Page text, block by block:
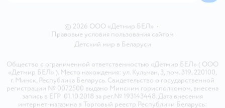
© 2026 ООО «Детмир БЕЛ» •
Правовые условия пользования сайтом
Детский мир в Беларуси
Общество с ограниченной ответственностью «Детмир БЕЛ» ( ООО
«Детмир БЕЛ» ). Место нахождения: ул. Кульман, 3, пом. 319, 220100,
г. Минск, Республика Беларусь. Свидетельство о государственной
регистрации № 0072500 выдано Минским горисполкомом, внесена
запись в ЕГР 01.10.2018 за рег.№ 193143448. Дата внесения
интернет-магазина в Торговый реестр Республики Беларусь: